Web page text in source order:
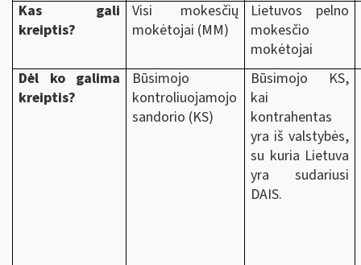
Kas gali
kreiptis?
Visi mokesčių
mokėtojai (MM)
Lietuvos pelno
mokesčio
mokėtojai
Dėl ko galima
kreiptis?
Būsimojo
kontroliuojamojo
sandorio (KS)
Būsimojo KS,
kai
kontrahentas
yra iš valstybės,
su kuria Lietuva
yra sudariusi
DAIS.